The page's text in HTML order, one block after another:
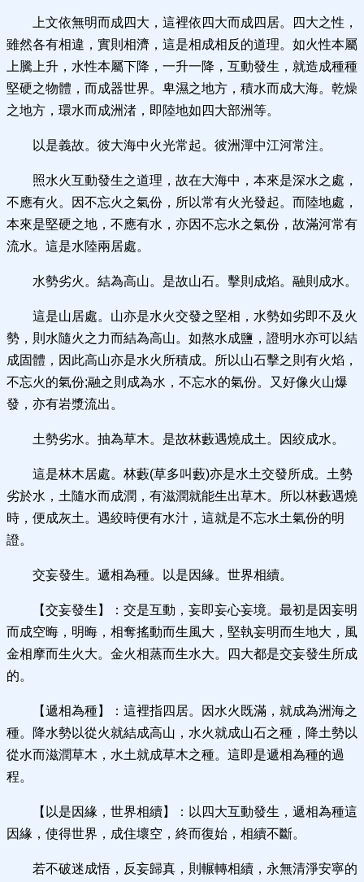
上文依無明而成四大，這裡依四大而成四居。四大之性，
雖然各有相違，實則相濟，這是相成相反的道理。如火性本屬
上騰上升，水性本屬下降，一升一降，互動發生，就造成種種
堅硬之物體，而成器世界。卑濕之地方，積水而成大海。乾燥
之地方，環水而成洲渚，即陸地如四大部洲等。
以是義故。彼大海中火光常起。彼洲潬中江河常注。
照水火互動發生之道理，故在大海中，本來是深水之處，
不應有火。因不忘火之氣份，所以常有火光發起。而陸地處，
本來是堅硬之地，不應有水，亦因不忘水之氣份，故滿河常有
流水。這是水陸兩居處。
水勢劣火。結為高山。是故山石。擊則成焰。融則成水。
這是山居處。山亦是水火交發之堅相，水勢如劣即不及火
勢，則水隨火之力而結為高山。如熬水成鹽，證明水亦可以結
成固體，因此高山亦是水火所積成。所以山石擊之則有火焰，
不忘火的氣份;融之則成為水，不忘水的氣份。又好像火山爆
發，亦有岩漿流出。
土勢劣水。抽為草木。是故林藪遇燒成土。因絞成水。
這是林木居處。林藪(草多叫藪)亦是水土交發所成。土勢
劣於水，土隨水而成潤，有滋潤就能生出草木。所以林藪遇燒
時，便成灰土。遇絞時便有水汁，這就是不忘水土氣份的明
證。
交妄發生。遞相為種。以是因緣。世界相續。
【交妄發生】：交是互動，妄即妄心妄境。最初是因妄明
而成空晦，明晦，相奪搖動而生風大，堅執妄明而生地大，風
金相摩而生火大。金火相蒸而生水大。四大都是交妄發生所成
的。
【遞相為種】：這裡指四居。因水火既滿，就成為洲海之
種。降水勢以從火就結成高山，水火就成山石之種，降土勢以
從水而滋潤草木，水土就成草木之種。這即是遞相為種的過
程。
【以是因緣，世界相續】：以四大互動發生，遞相為種這
因緣，使得世界，成住壞空，終而復始，相續不斷。
若不破迷成悟，反妄歸真，則輾轉相續，永無清淨安寧的